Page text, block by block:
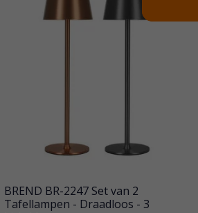
BREND BR-2247 Set van 2
Tafellampen - Draadloos - 3